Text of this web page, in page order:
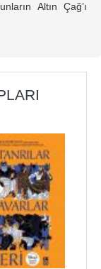
Altın Çağ’ı